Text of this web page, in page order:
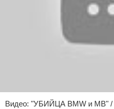
Видео: "УБИЙЦА BMW и